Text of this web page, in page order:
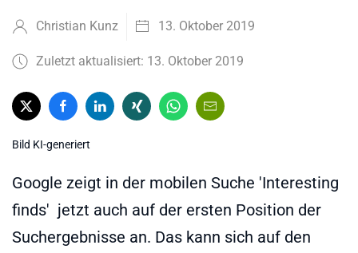
Christian Kunz 13. Oktober 2019
Zuletzt aktualisiert: 13. Oktober 2019
Bild KI-generiert
Google zeigt in der mobilen Suche 'Interesting
finds' jetzt auch auf der ersten Position der
Suchergebnisse an. Das kann sich auf den